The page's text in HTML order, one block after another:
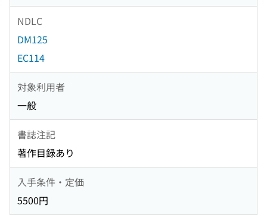
NDLC
DM125
EC114
対象利用者
一般
書誌注記
著作目録あり
入手条件・定価
5500円